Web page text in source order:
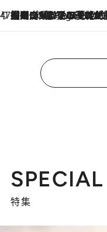
47都道府県の手みやげ ひんやりスイーツで夏を満喫
4 Hours Ago
【岡山県】この夏絶対食べたい 冷やしておいしいおやつ3選 フルーツが主役のプリンやアイスが勢揃い
SPECIAL
特集